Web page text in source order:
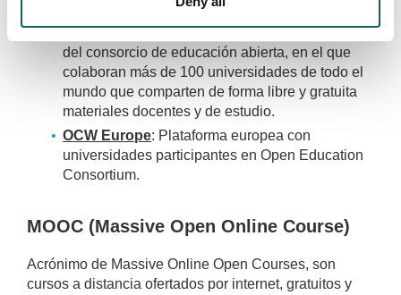
Institute of Technology (MIT).
The Open Education Consortium:Plataforma
del consorcio de educación abierta, en el que
colaboran más de 100 universidades de todo el
mundo que comparten de forma libre y gratuita
materiales docentes y de estudio.
OCW Europe: Plataforma europea con
universidades participantes en Open Education
Consortium.
MOOC (Massive Open Online Course)
Acrónimo de Massive Online Open Courses, son
cursos a distancia ofertados por internet, gratuitos y